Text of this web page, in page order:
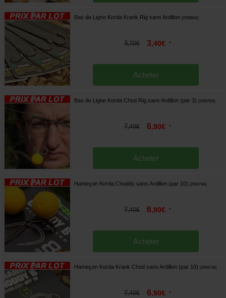
Bas de Ligne Korda Krank Rig sans Ardillon 209980A]
3,70€ 3,40€ *
Acheter
Bas de Ligne Korda Chod Rig sans Ardillon (par 3) 209976A]
7,40€ 6,90€ *
Acheter
Hameçon Korda Choddy sans Ardillon (par 10) 209974A]
7,40€ 6,90€ *
Acheter
Hameçon Korda Krank Chod sans Ardillon (par 10) 209972A]
7,40€ 6,90€ *